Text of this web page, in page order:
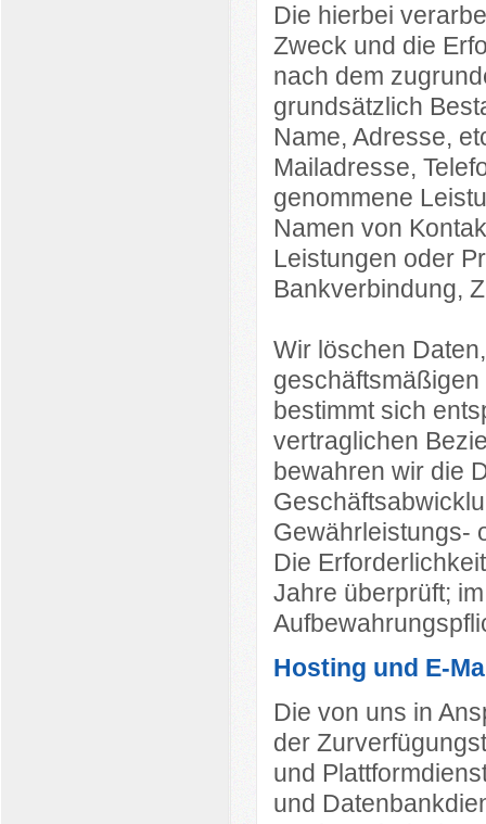
Die hierbei
Zweck und die
nach dem
grundsätzlich
Name, Adresse,
Mailadresse,
genommene
Namen von
Leistungen oder
Bankverbindung,
Wir löschen
bestimmt sich
vertraglichen
bewahren wir die
Gewährleistungs-
Die
Jahre überprüft;
Hosting und E-
Die von uns in
der
und
und